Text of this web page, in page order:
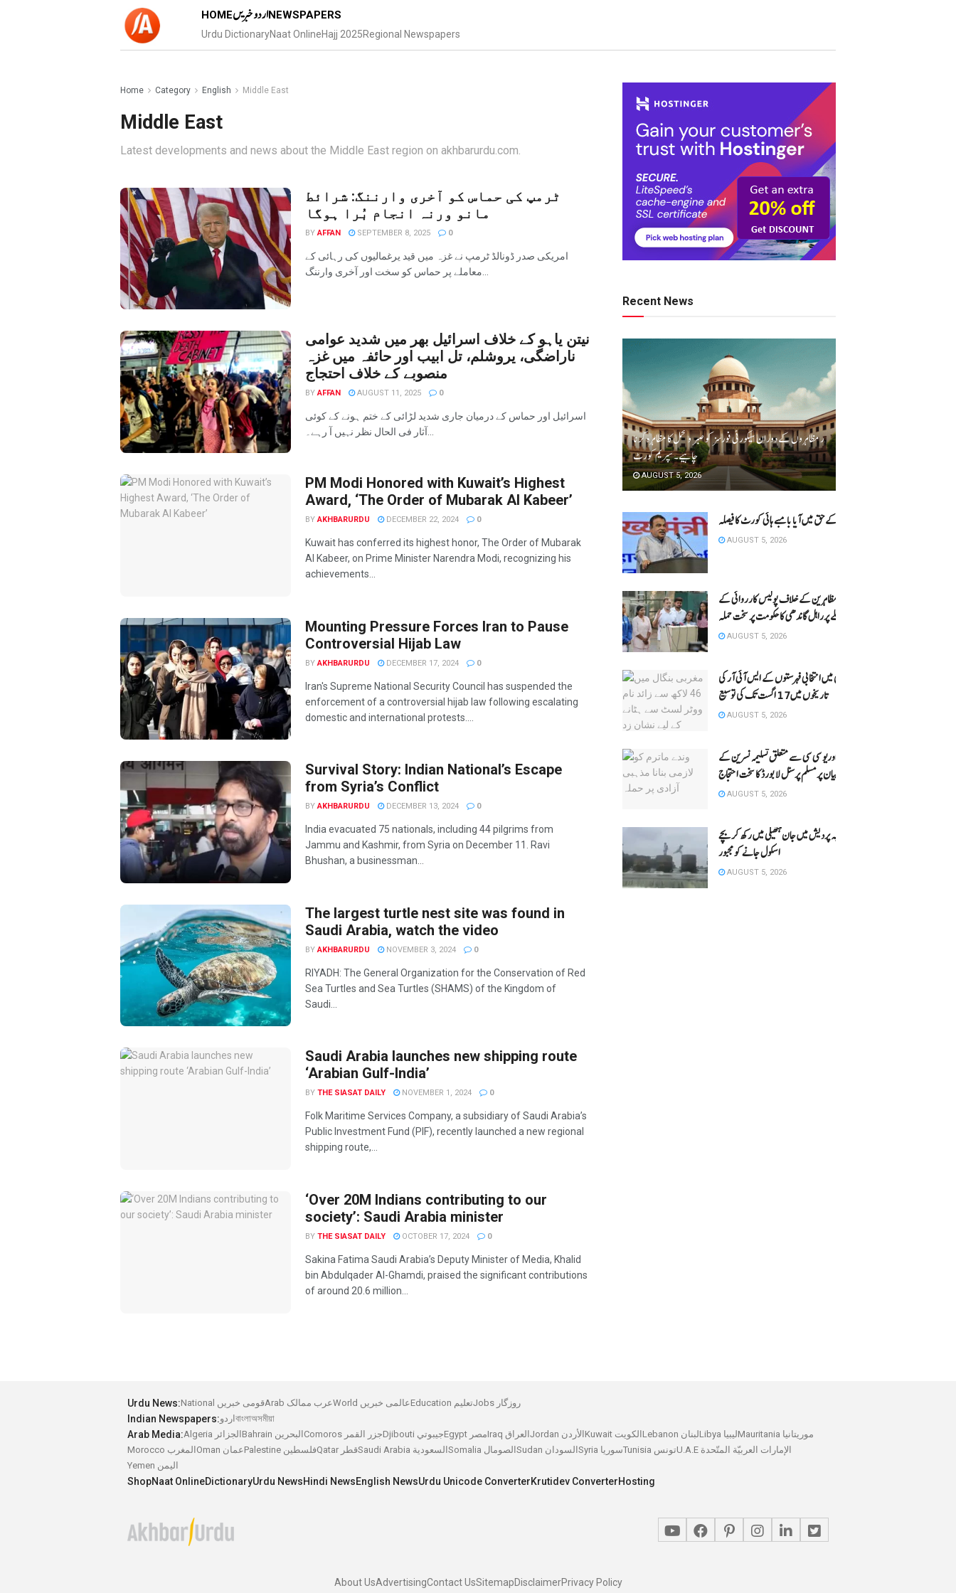
HOMEاردو خبریںNEWSPAPERS
Urdu DictionaryNaat OnlineHajj 2025Regional Newspapers
Home Category English Middle East
Middle East
Latest developments and news about the Middle East region on akhbarurdu.com.
ٹرمپ کی حماس کو آخری وارننگ: شرائط
مانو ورنہ انجام بُرا ہوگا
BY AFFAN SEPTEMBER 8, 2025 0
امریکی صدر ڈونالڈ ٹرمپ نے غزہ میں قید یرغمالیوں کی رہائی کے
نیتن یاہو کے خلاف اسرائیل بھر میں شدید عوامی
ناراضگی، یروشلم، تل ابیب اور حائفہ میں غزہ
منصوبے کے خلاف احتجاج
BY AFFAN AUGUST 11, 2025 0
اسرائیل اور حماس کے درمیان جاری شدید لڑائی کے ختم ہونے کے کوئی
آثار فی الحال نظر نہیں آ رہے۔...
PM Modi Honored with Kuwait’s Highest
Award, ‘The Order of Mubarak Al Kabeer’
BY AKHBARURDU DECEMBER 22, 2024 0
Kuwait has conferred its highest honor, The Order of Mubarak
Al Kabeer, on Prime Minister Narendra Modi, recognizing his
achievements...
Mounting Pressure Forces Iran to Pause
Controversial Hijab Law
BY AKHBARURDU DECEMBER 17, 2024 0
Iran's Supreme National Security Council has suspended the
enforcement of a controversial hijab law following escalating
domestic and international protests....
Survival Story: Indian National’s Escape
from Syria’s Conflict
BY AKHBARURDU DECEMBER 13, 2024 0
India evacuated 75 nationals, including 44 pilgrims from
Jammu and Kashmir, from Syria on December 11. Ravi
Bhushan, a businessman...
The largest turtle nest site was found in
Saudi Arabia, watch the video
BY AKHBARURDU NOVEMBER 3, 2024 0
RIYADH: The General Organization for the Conservation of Red
Sea Turtles and Sea Turtles (SHAMS) of the Kingdom of
Saudi...
Saudi Arabia launches new shipping route
‘Arabian Gulf-India’
BY THE SIASAT DAILY NOVEMBER 1, 2024 0
Folk Maritime Services Company, a subsidiary of Saudi Arabia’s
Public Investment Fund (PIF), recently launched a new regional
shipping route,...
‘Over 20M Indians contributing to our
society’: Saudi Arabia minister
BY THE SIASAT DAILY OCTOBER 17, 2024 0
Sakina Fatima Saudi Arabia’s Deputy Minister of Media, Khalid
bin Abdulqader Al-Ghamdi, praised the significant contributions
of around 20.6 million...
Recent News
مارچ اور مظاہروں کے دوران سیکورٹی فورسز کو صبر و تحمل کا مظاہرہ کرنا
چاہیے۔ سپریم کورٹ
AUGUST 5, 2026
گڈکری کے حق میں آیا بامبے ہائی کورٹ کا فیصلہ
AUGUST 5, 2026
مظاہرین کے خلاف پولیس کارروائی کے
معاملے پرراہل گاندھی کا حکومت پر سخت حملہ
AUGUST 5, 2026
دہلی میں انتخابی فہرستوں کے ایس آئی آر کی
تاریخوں میں17 اگست تک کی توسیع
AUGUST 5, 2026
مدارس اوریو سی سی سے متعلق تسلیمہ نسرین کے
بیان پر مسلم پرسنل لا بورڈ کا سخت احتجاج
AUGUST 5, 2026
مدھیہ پردیش میں جان ہتھیلی میں رکھ کر بچے
اسکول جانے کو مجبور
AUGUST 5, 2026
Urdu News: National قومی خبریں Arab عرب ممالک World عالمی خبریں Education تعلیم Jobs روزگار
Indian Newspapers:اردوবাংলাঅসমীয়া
Arab Media: Algeria الجزائر Bahrain البحرين Comoros جزر القمر Djibouti جيبوتي Egypt مصر Iraq العراق Jordan الأردن Kuwait الكويت Lebanon لبنان Libya ليبيا
Mauritania موريتانيا
Morocco المغرب
Oman عمان Palestine فلسطين Qatar قطر Saudi Arabia السعودية Somalia الصومال Sudan السودان Syria سوريا Tunisia تونس
U.A.E الإمارات العربيّة المتّحدة
Yemen اليمن
ShopNaat OnlineDictionaryUrdu NewsHindi NewsEnglish NewsUrdu Unicode ConverterKrutidev ConverterHosting
About UsAdvertisingContact UsSitemapDisclaimerPrivacy Policy